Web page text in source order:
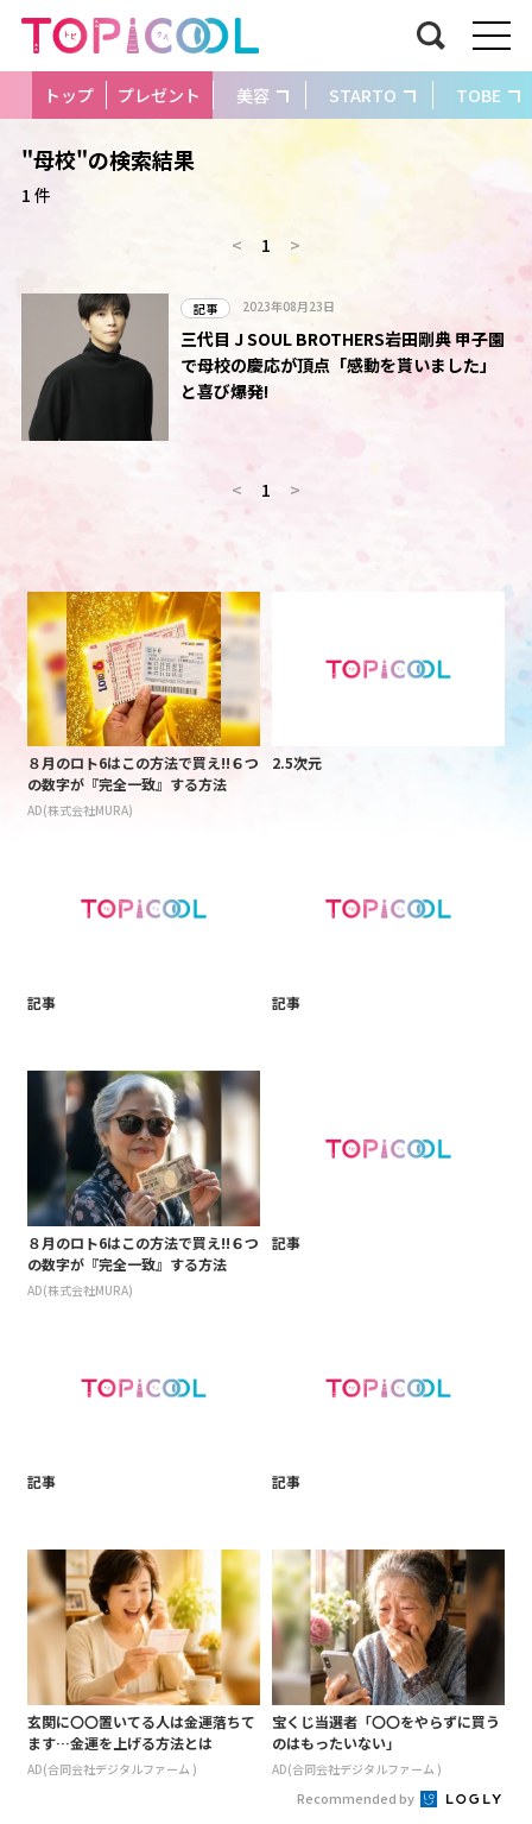
トップ プレゼント 美容 STARTO TOBE
"母校"の検索結果
1 件
< 1 >
記事 2023年08月23日
三代目 J SOUL BROTHERS岩田剛典 甲子園
で母校の慶応が頂点「感動を貰いました」
と喜び爆発!
< 1 >
８月のロト6はこの方法で買え!!６つ
の数字が『完全一致』する方法
AD(株式会社MURA)
2.5次元
記事 記事
８月のロト6はこの方法で買え!!６つ
の数字が『完全一致』する方法
AD(株式会社MURA)
記事
記事 記事
玄関に〇〇置いてる人は金運落ちて
ます…金運を上げる方法とは
AD(合同会社デジタルファーム )
宝くじ当選者「〇〇をやらずに買う
のはもったいない」
AD(合同会社デジタルファーム )
Recommended by